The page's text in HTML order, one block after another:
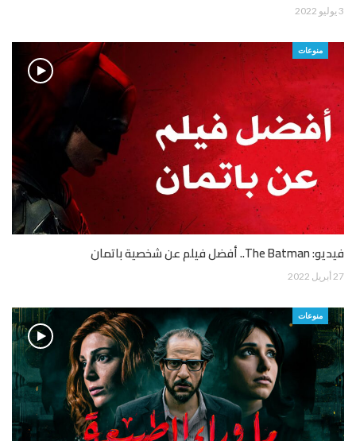
3 يوليو 2022
منوعات
فيديو: The Batman.. أفضل فيلم عن شخصية باتمان
27 أبريل 2022
منوعات